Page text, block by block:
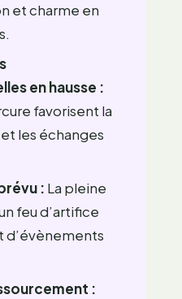
et charme en
en hausse :
favorisent la
les échanges
: La pleine
feu d’artifice
d’évènements
: